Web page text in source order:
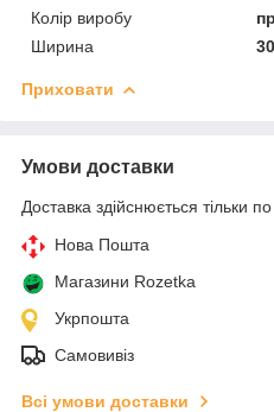
Колір виробу
Ширина
Приховати
Умови доставки
Доставка здійснюється тільки
Нова Пошта
Магазини Rozetka
Укрпошта
Самовивіз
Всі умови доставки